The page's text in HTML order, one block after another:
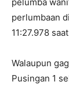
perlumbaan
11:27.978
Walaupun
Pusingan 1